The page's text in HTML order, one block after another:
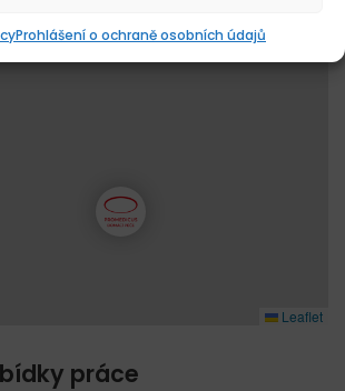
Prohlášení o ochraně osobních údajů
Leaflet
práce